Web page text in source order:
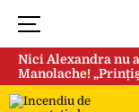
Nici Alexandra nu
Manolache!
după doi ani de